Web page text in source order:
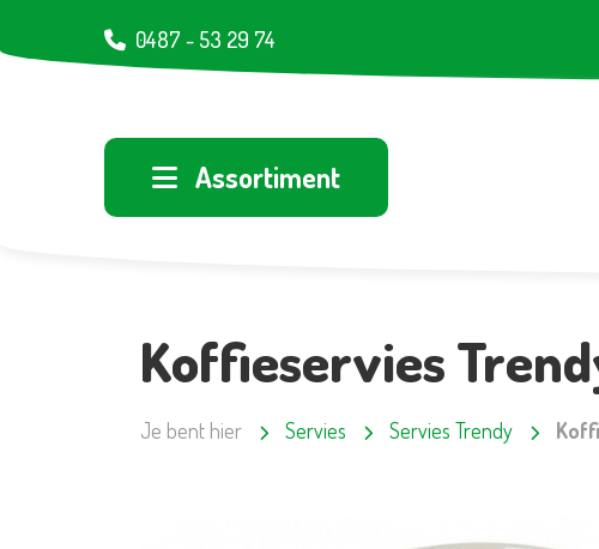
0487 - 53 29 74
Assortiment
Koffieservies
Je bent hier Servies Servies Trendy